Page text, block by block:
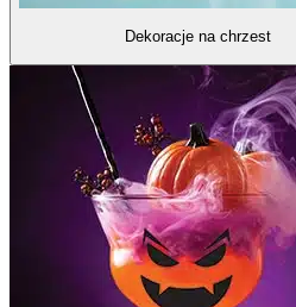
Dekoracje na chrzest